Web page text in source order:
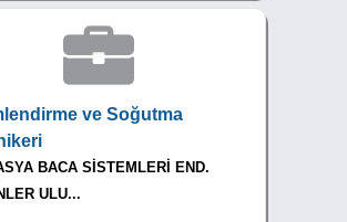
ve Soğutma
BACA SİSTEMLERİ END.
ULU...